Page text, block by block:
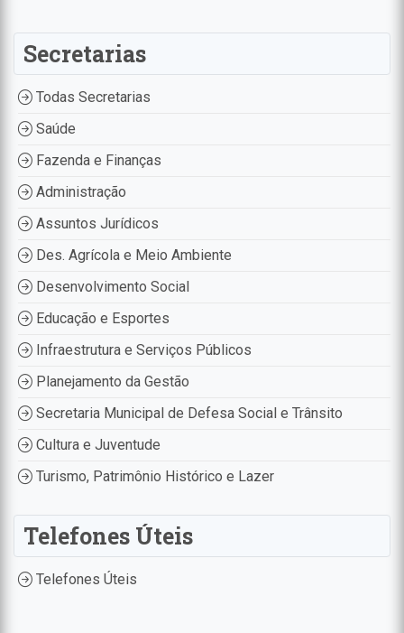
Secretarias
Todas Secretarias
Saúde
Fazenda e Finanças
Administração
Assuntos Jurídicos
Des. Agrícola e Meio Ambiente
Desenvolvimento Social
Educação e Esportes
Infraestrutura e Serviços Públicos
Planejamento da Gestão
Secretaria Municipal de Defesa Social e Trânsito
Cultura e Juventude
Turismo, Patrimônio Histórico e Lazer
Telefones Úteis
Telefones Úteis